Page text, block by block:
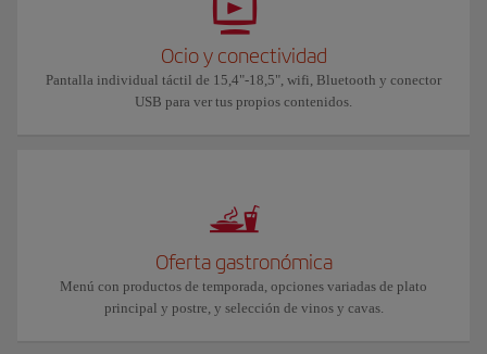
Ocio y conectividad
Pantalla individual táctil de 15,4"-18,5", wifi, Bluetooth y conector
USB para ver tus propios contenidos.
Oferta gastronómica
Menú con productos de temporada, opciones variadas de plato
principal y postre, y selección de vinos y cavas.